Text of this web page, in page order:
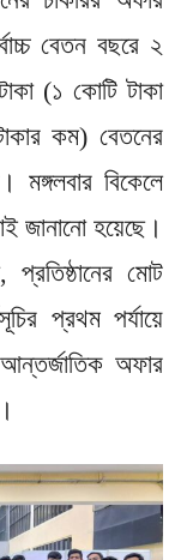
বেতন বছরে ২
(১ কোটি টাকা
কম) বেতনের
বিকেলে
জানানো হয়েছে।
মোট
প্রথম পর্যায়ে
অফার